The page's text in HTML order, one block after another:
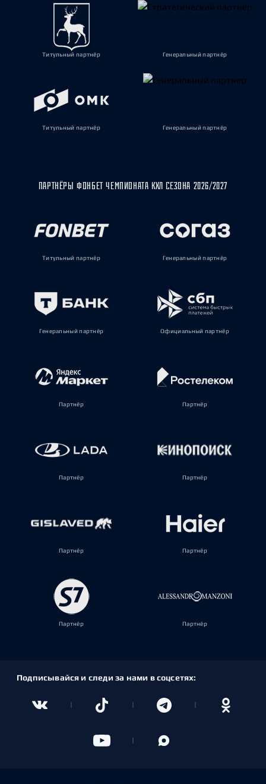
Титульный партнёр Генеральный партнёр
Титульный партнёр Генеральный партнёр
ПАРТНЁРЫ ФОНБЕТ ЧЕМПИОНАТА КХЛ СЕЗОНА 2026/2027
Титульный партнёр Генеральный партнёр
Генеральный партнёр Официальный партнёр
Партнёр Партнёр
Партнёр Партнёр
Партнёр Партнёр
Партнёр Партнёр
Подписывайся и следи за нами в соцсетях: